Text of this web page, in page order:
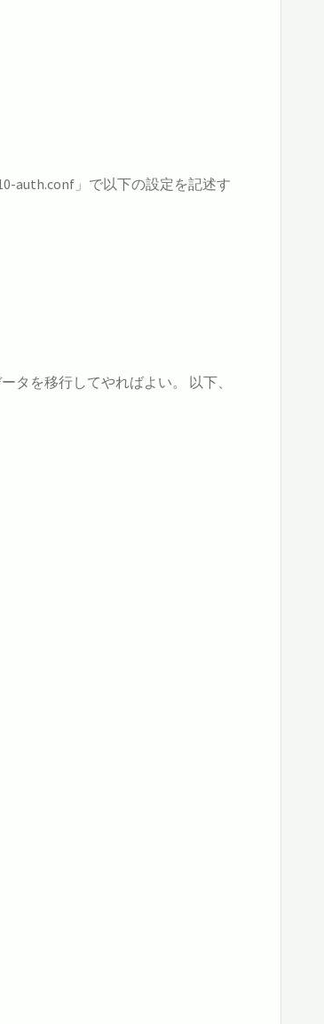
auth.conf」で以下の設定を記述す
タを移行してやればよい。 以下、